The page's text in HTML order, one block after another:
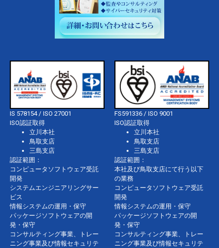
IS 578154 / ISO 27001
ISO認証取得
立川本社
鳥取支店
三島支店
認証範囲：
コンピュータソフトウェア受託
開発
システムエンジニアリングサー
ビス
情報システムの運用・保守
パッケージソフトウェアの開
発・保守
コンサルティング事業、トレー
ニング事業及び情報セキュリテ
FS591336 / ISO 9001
ISO認証取得
立川本社
鳥取支店
三島支店
認証範囲：
本社及び鳥取支店にて行う以下
の業務
コンピュータソフトウェア受託
開発
情報システムの運用・保守
パッケージソフトウェアの開
発・保守
コンサルティング事業、トレー
ニング事業及び情報セキュリテ